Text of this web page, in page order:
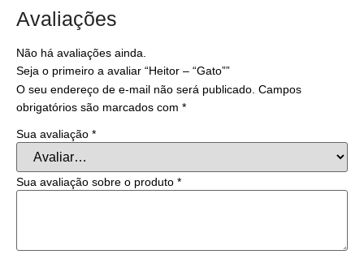
Avaliações
Não há avaliações ainda.
Seja o primeiro a avaliar “Heitor – “Gato””
O seu endereço de e-mail não será publicado. Campos
obrigatórios são marcados com *
Sua avaliação *
Sua avaliação sobre o produto *